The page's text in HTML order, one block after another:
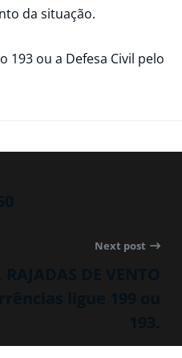
da situação.
193 ou a Defesa Civil pelo
Next post